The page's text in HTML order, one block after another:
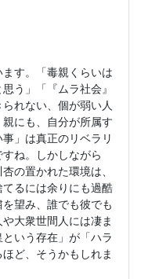
す。「毒親くらいは
う」「『ムラ社会』
れない、個が弱い人
にも、自分が所属す
」は真正のリベラリ
ね。しかしながら
の置かれた環境は、
てるには余りにも過酷
望み、誰でも彼でも
大衆世間人には凄ま
いう存在」が「ハラ
ど、そうかもしれま